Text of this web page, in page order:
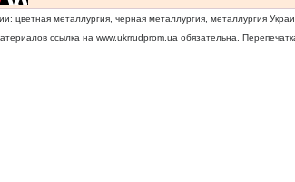
цветная металлургия, черная металлургия, металлургия
ссылка на www.ukrrudprom.ua обязательна.